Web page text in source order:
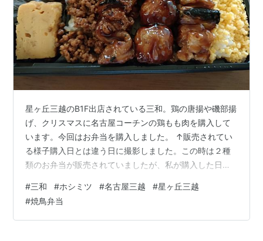
星ヶ丘三越のB1F出店されている三和。鶏の唐揚や磯部揚
げ、クリスマスに名古屋コーチンの鶏もも肉を購入して
います。今回はお弁当を購入しました。 ↑販売されてい
る様子購入日とは違う日に撮影しました。この時は２種
類のお弁当が販売されていましたが、私が購入した日は
当（886円）少し小さめのサイズに感じます。二色のそ
ぼろご飯の上にネギマ、つくね、トリ皮がのっていま
す。 食べてみた感想ですが、タレが濃いめの味で、とて
#三和 #ホシミツ #名古屋三越 #星ヶ丘三越
#焼鳥弁当